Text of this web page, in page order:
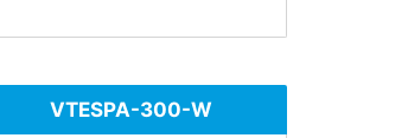
VTESPA-300-W